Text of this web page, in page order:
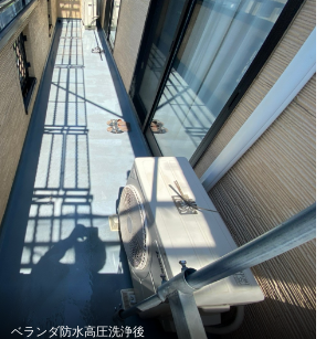
ベランダ防水高圧洗浄後